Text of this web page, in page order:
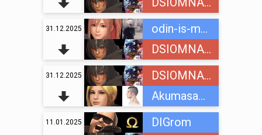
31.12.2025
odin-is-mnogih
DSIOMNAINC
31.12.2025
DSIOMNAINC
Akumasama
11.01.2025
DIGrom